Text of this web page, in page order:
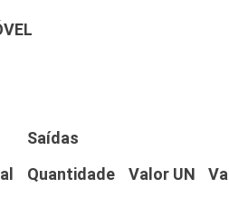
Saídas
Quantidade Valor UN